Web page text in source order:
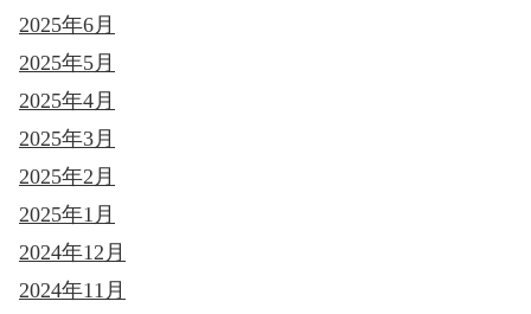
2025年6月
2025年5月
2025年4月
2025年3月
2025年2月
2025年1月
2024年12月
2024年11月